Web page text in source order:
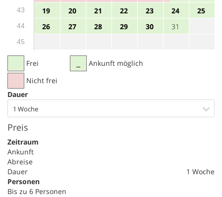
43 19 20 21 22 23 24 25
44 26 27 28 29 30 31
45
Frei
Nicht frei
Ankunft möglich
Dauer
1 Woche
Preis
Zeitraum
Ankunft
Abreise
Dauer
1 Woche
Personen
Bis zu 6 Personen